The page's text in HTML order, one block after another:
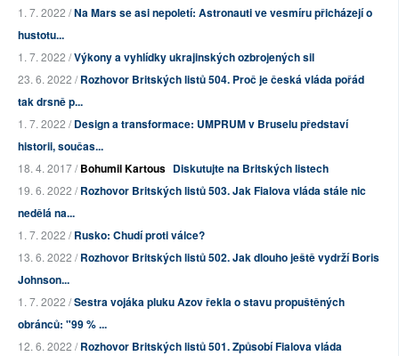
1. 7. 2022 /Na Mars se asi nepoletí: Astronauti ve vesmíru přicházejí o
hustotu...
1. 7. 2022 /Výkony a vyhlídky ukrajinských ozbrojených sil
23. 6. 2022 /Rozhovor Britských listů 504. Proč je česká vláda pořád
tak drsně p...
1. 7. 2022 /Design a transformace: UMPRUM v Bruselu představí
historii, součas...
18. 4. 2017 /Bohumil Kartous Diskutujte na Britských listech
19. 6. 2022 /Rozhovor Britských listů 503. Jak Fialova vláda stále nic
nedělá na...
1. 7. 2022 /Rusko: Chudí proti válce?
13. 6. 2022 /Rozhovor Britských listů 502. Jak dlouho ještě vydrží Boris
Johnson...
1. 7. 2022 /Sestra vojáka pluku Azov řekla o stavu propuštěných
obránců: "99 % ...
12. 6. 2022 /Rozhovor Britských listů 501. Způsobí Fialova vláda